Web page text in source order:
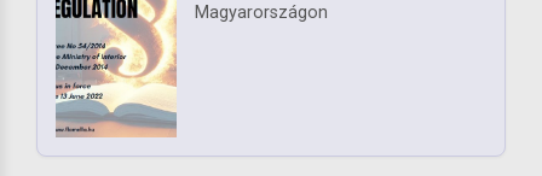
Magyarországon